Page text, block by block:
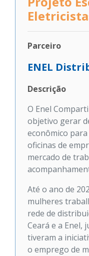
Parceiro
ENEL
Descrição
O Enel
objetivo gerar
econômico
oficinas de
mercado de
Até o ano de
mulheres
rede de
Ceará e a Enel,
tiveram a
o emprego de